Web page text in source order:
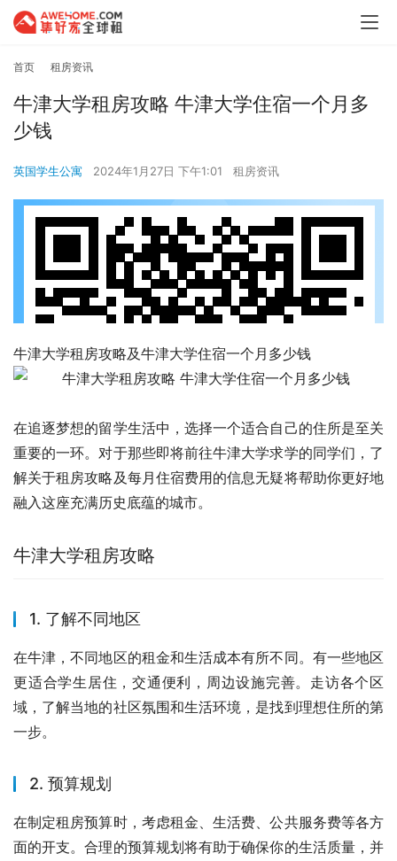
首页 租房资讯
牛津大学租房攻略 牛津大学住宿一个月多
少钱
英国学生公寓 2024年1月27日 下午1:01 租房资讯
牛津大学租房攻略及牛津大学住宿一个月多少钱
在追逐梦想的留学生活中，选择一个适合自己的住所是至关
重要的一环。对于那些即将前往牛津大学求学的同学们，了
解关于租房攻略及每月住宿费用的信息无疑将帮助你更好地
融入这座充满历史底蕴的城市。
牛津大学租房攻略
1. 了解不同地区
在牛津，不同地区的租金和生活成本有所不同。有一些地区
更适合学生居住，交通便利，周边设施完善。走访各个区
域，了解当地的社区氛围和生活环境，是找到理想住所的第
一步。
2. 预算规划
在制定租房预算时，考虑租金、生活费、公共服务费等各方
面的开支。合理的预算规划将有助于确保你的生活质量，并